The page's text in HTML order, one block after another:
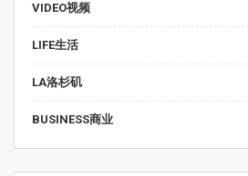
VIDEO视频
LIFE生活
LA洛杉矶
BUSINESS商业